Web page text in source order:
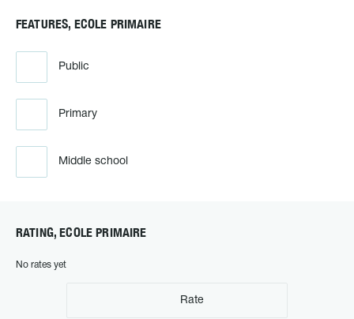
FEATURES, ECOLE PRIMAIRE
Public
Primary
Middle school
RATING, ECOLE PRIMAIRE
No rates yet
Rate